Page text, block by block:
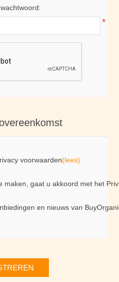
*
voorwaarden(lees)
maken, gaat u akkoord met het
en nieuws van